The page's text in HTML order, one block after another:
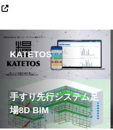
KATETOS
手すり先行システム足
場8D BIM